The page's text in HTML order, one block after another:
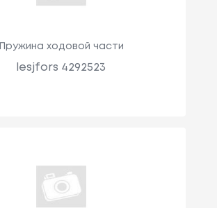
Пружина ходовой части
lesjfors 4292523